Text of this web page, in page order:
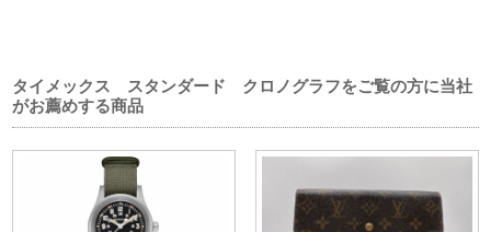
タイメックス スタンダード クロノグラフをご覧の方に当社
がお薦めする商品